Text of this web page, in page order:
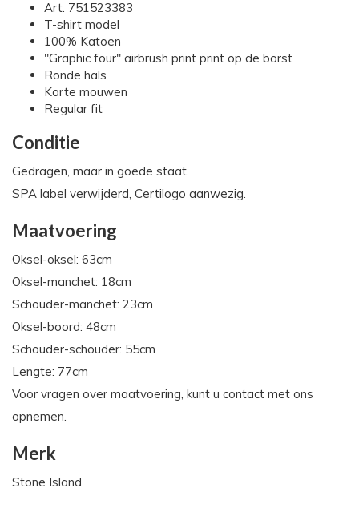
Art. 751523383
T-shirt model
100% Katoen
"Graphic four" airbrush print print op de borst
Ronde hals
Korte mouwen
Regular fit
Conditie
Gedragen, maar in goede staat.
SPA label verwijderd, Certilogo aanwezig.
Maatvoering
Oksel-oksel: 63cm
Oksel-manchet: 18cm
Schouder-manchet: 23cm
Oksel-boord: 48cm
Schouder-schouder: 55cm
Lengte: 77cm
Voor vragen over maatvoering, kunt u contact met ons
opnemen.
Merk
Stone Island